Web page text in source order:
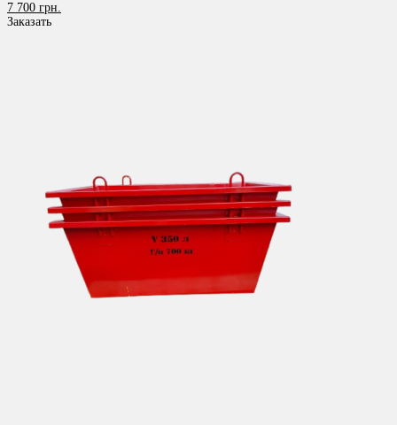
7 700 грн.
Заказать